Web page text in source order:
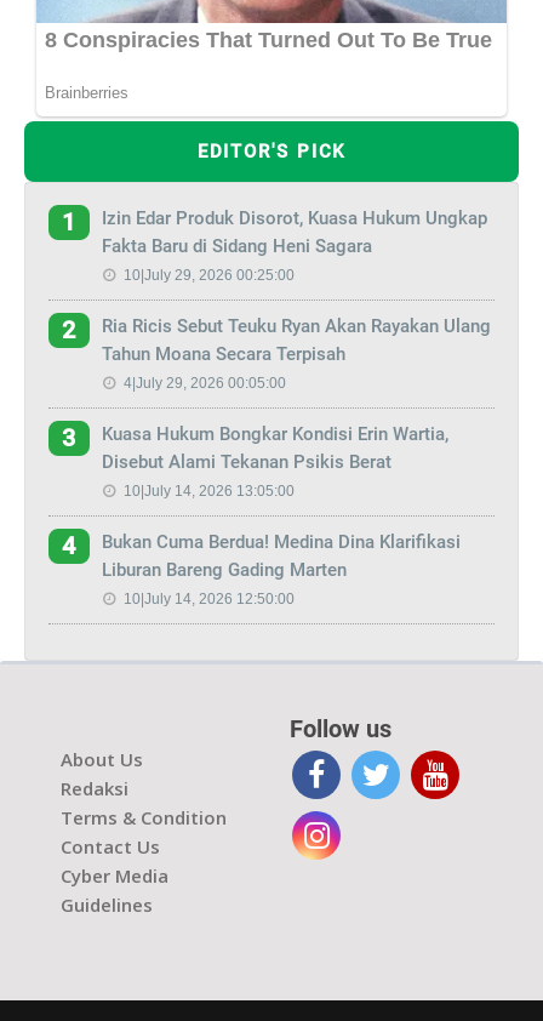
EDITOR'S PICK
1
Izin Edar Produk Disorot, Kuasa Hukum Ungkap
Fakta Baru di Sidang Heni Sagara
10|July 29, 2026 00:25:00
2
Ria Ricis Sebut Teuku Ryan Akan Rayakan Ulang
Tahun Moana Secara Terpisah
4|July 29, 2026 00:05:00
3
Kuasa Hukum Bongkar Kondisi Erin Wartia,
Disebut Alami Tekanan Psikis Berat
10|July 14, 2026 13:05:00
4
Bukan Cuma Berdua! Medina Dina Klarifikasi
Liburan Bareng Gading Marten
10|July 14, 2026 12:50:00
About Us
Redaksi
Terms & Condition
Contact Us
Cyber Media
Guidelines
Follow us